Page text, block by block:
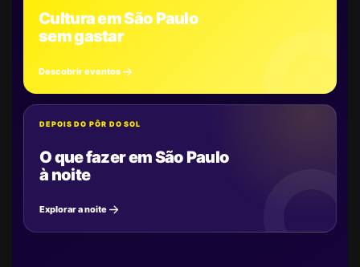
Cultura em São Paulo
sem gastar
Descobrir eventos
DEPOIS DO PÔR DO SOL
O que fazer em São Paulo
à noite
Explorar a noite